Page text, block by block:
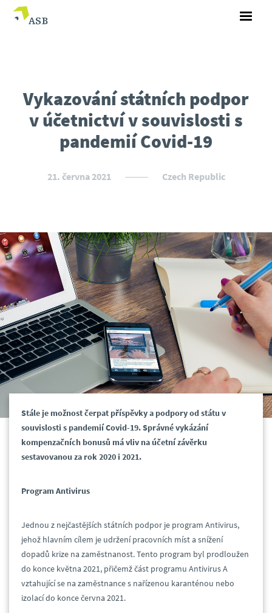
Vykazování státních podpor
v účetnictví v souvislosti s
pandemií Covid-19
21. června 2021 Czech Republic
Stále je možnost čerpat příspěvky a podpory od státu v
souvislosti s pandemií Covid-19. Správné vykázání
kompenzačních bonusů má vliv na účetní závěrku
sestavovanou za rok 2020 i 2021.
Program Antivirus
Jednou z nejčastějších státních podpor je program Antivirus,
jehož hlavním cílem je udržení pracovních míst a snížení
dopadů krize na zaměstnanost. Tento program byl prodloužen
do konce května 2021, přičemž část programu Antivirus A
vztahující se na zaměstnance s nařízenou karanténou nebo
izolací do konce června 2021.